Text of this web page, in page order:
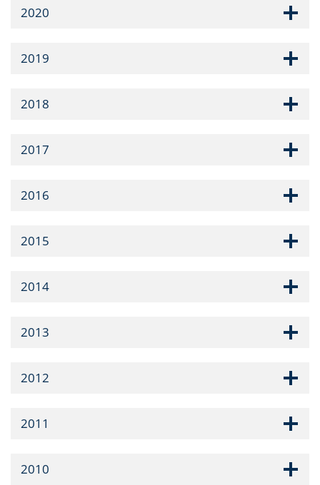
2020
2019
2018
2017
2016
2015
2014
2013
2012
2011
2010